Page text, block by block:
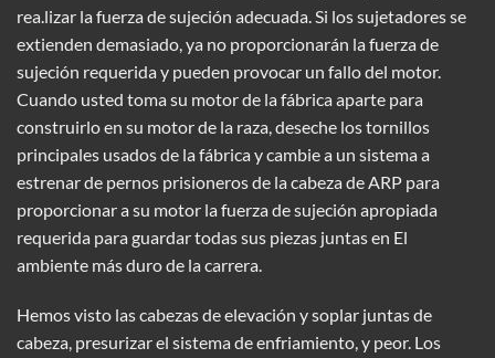
rea.lizar la fuerza de sujeción adecuada. Si los sujetadores se
extienden demasiado, ya no proporcionarán la fuerza de
sujeción requerida y pueden provocar un fallo del motor.
Cuando usted toma su motor de la fábrica aparte para
construirlo en su motor de la raza, deseche los tornillos
principales usados de la fábrica y cambie a un sistema a
estrenar de pernos prisioneros de la cabeza de ARP para
proporcionar a su motor la fuerza de sujeción apropiada
requerida para guardar todas sus piezas juntas en El
ambiente más duro de la carrera.
Hemos visto las cabezas de elevación y soplar juntas de
cabeza, presurizar el sistema de enfriamiento, y peor. Los